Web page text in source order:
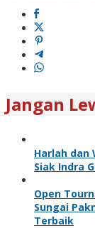
Jangan
Harlah dan
Siak Indra
Open
Sungai
Terbaik